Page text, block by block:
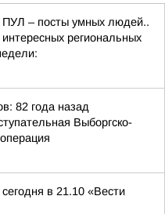
– посты умных людей..
региональных
82 года назад
Выборгско-
в 21.10 «Вести